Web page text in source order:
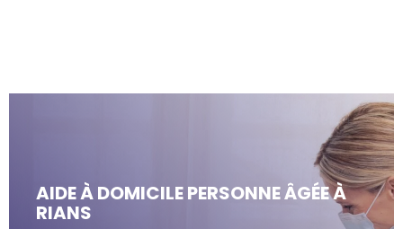
AIDE À DOMICILE PERSONNE ÂGÉE À
RIANS